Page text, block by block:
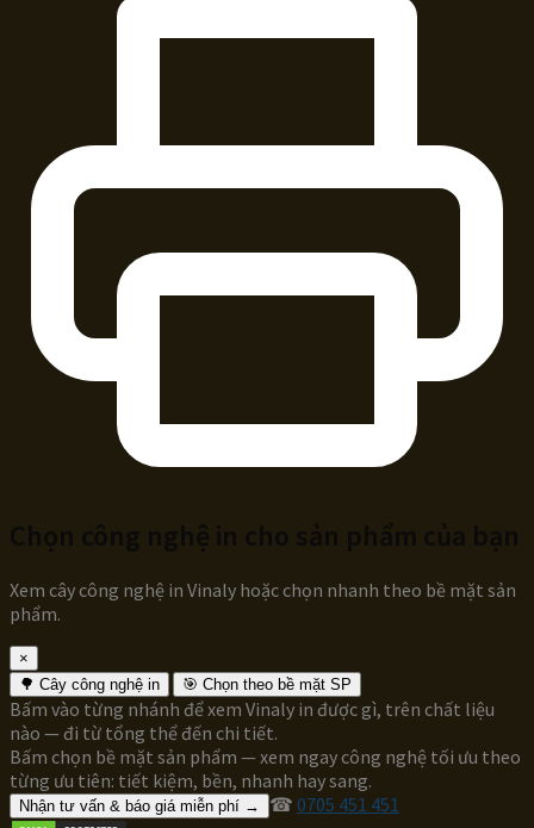
Xem cây công nghệ in Vinaly hoặc chọn nhanh theo bề mặt sản
phẩm.
×
🌳 Cây công nghệ in
🎯 Chọn theo bề mặt SP
Bấm vào từng nhánh để xem Vinaly in được gì, trên chất liệu
nào — đi từ tổng thể đến chi tiết.
Bấm chọn bề mặt sản phẩm — xem ngay công nghệ tối ưu theo
từng ưu tiên: tiết kiệm, bền, nhanh hay sang.
Nhận tư vấn & báo giá miễn phí → ☎ 0705 451 451